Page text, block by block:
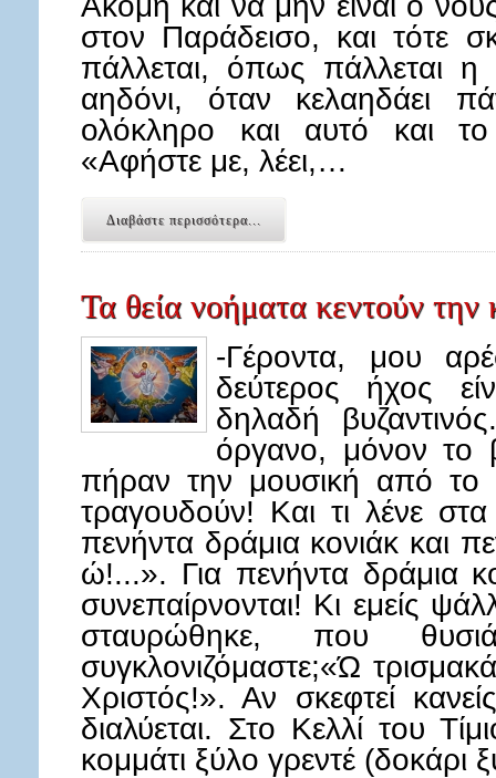
στον Παράδεισο, και τότε
πάλλεται, όπως πάλλεται
αηδόνι, όταν κελαηδάει
ολόκληρο και αυτό και
«Αφήστε με, λέει,…
Διαβάστε περισσότερα...
Τα θεία νοήματα κεντούν την
-Γέροντα, μου
δεύτερος ήχος
δηλαδή
όργανο, μόνον το
πήραν την μουσική από το
τραγουδούν! Και τι λένε
πενήντα δράμια κονιάκ και
ώ!...». Για πενήντα δράμια
συνεπαίρνονται! Κι εμείς
σταυρώθηκε, που
συγκλονιζόμαστε;«Ώ
Χριστός!». Αν σκεφτεί
διαλύεται. Στο Κελλί του
κομμάτι ξύλο γρεντέ (δοκάρι